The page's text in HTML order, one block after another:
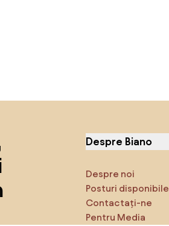
Despre Biano
Despre noi
Posturi disponibile
Contactați-ne
Pentru Media